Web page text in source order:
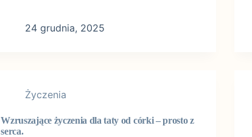
24 grudnia, 2025
Życzenia
Wzruszające życzenia dla taty od córki – prosto z
serca.